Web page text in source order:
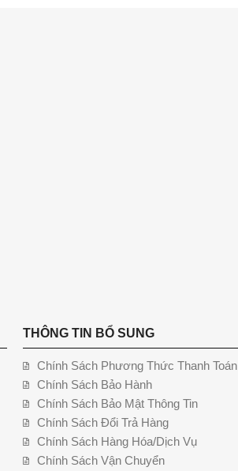
THÔNG TIN BỔ SUNG
Chính Sách Phương Thức Thanh Toán
Chính Sách Bảo Hành
Chính Sách Bảo Mật Thông Tin
Chính Sách Đổi Trả Hàng
Chính Sách Hàng Hóa/Dịch Vụ
Chính Sách Vận Chuyển